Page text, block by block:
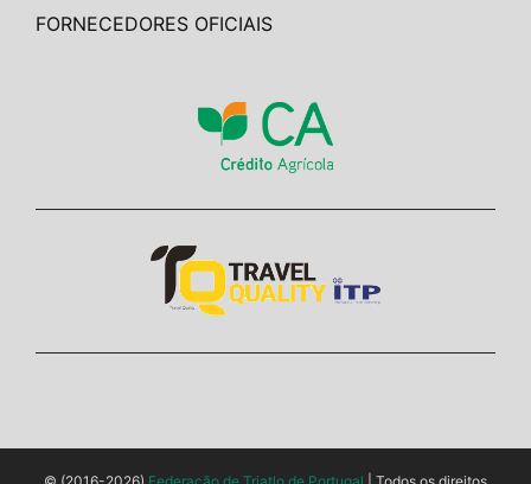
FORNECEDORES OFICIAIS